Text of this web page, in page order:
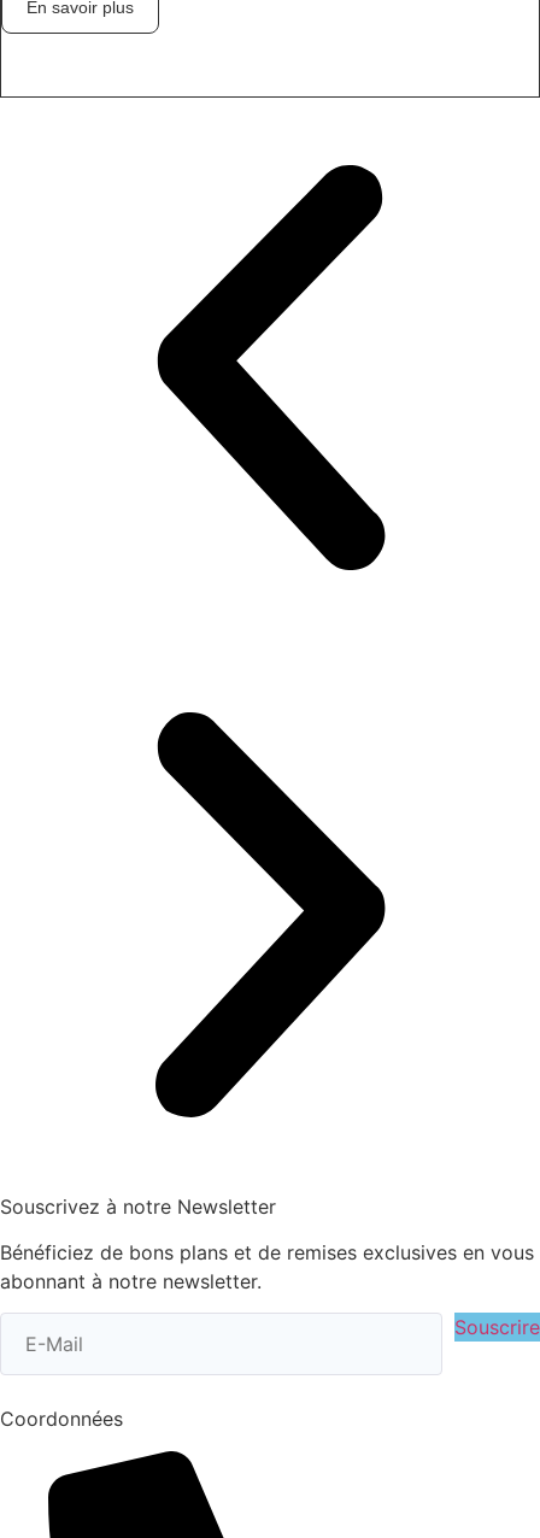
En savoir plus
Souscrivez à notre Newsletter
Bénéficiez de bons plans et de remises exclusives en vous
abonnant à notre newsletter.
Souscrire
Coordonnées